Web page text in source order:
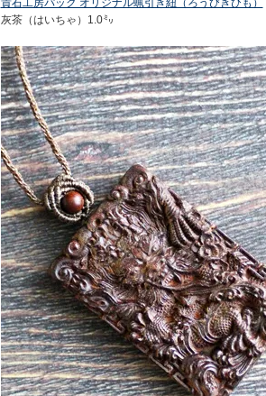
貴石工房パック オリジナル蝋引き紐（ろうびきひも）
灰茶（はいちゃ）1.0㍉